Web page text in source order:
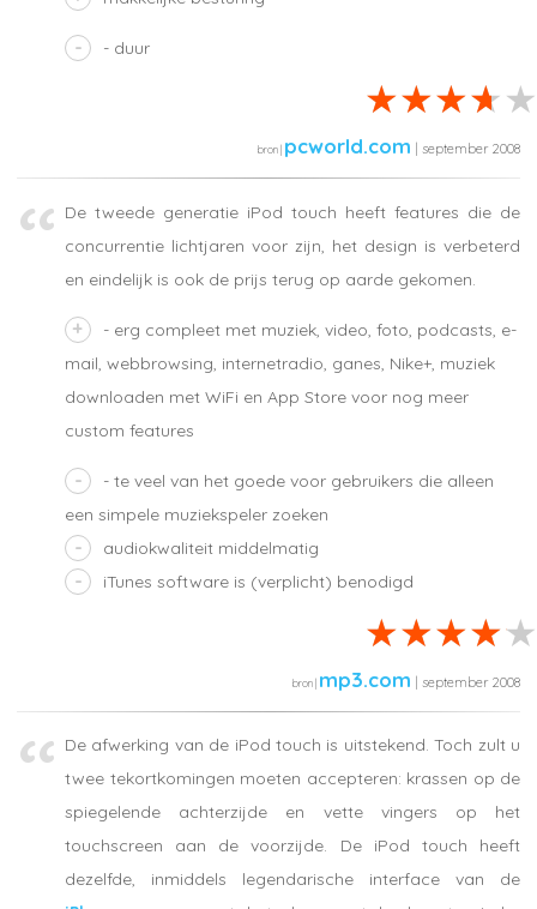
- duur
pcworld.com | september 2008
De tweede generatie iPod touch heeft features die de
concurrentie lichtjaren voor zijn, het design is verbeterd
en eindelijk is ook de prijs terug op aarde gekomen.
- erg compleet met muziek, video, foto, podcasts, e-
mail, webbrowsing, internetradio, ganes, Nike+, muziek
downloaden met WiFi en App Store voor nog meer
custom features
- te veel van het goede voor gebruikers die alleen
een simpele muziekspeler zoeken
audiokwaliteit middelmatig
iTunes software is (verplicht) benodigd
mp3.com | september 2008
De afwerking van de iPod touch is uitstekend. Toch zult u
twee tekortkomingen moeten accepteren: krassen op de
spiegelende achterzijde en vette vingers op het
touchscreen aan de voorzijde. De iPod touch heeft
dezelfde, inmiddels legendarische interface van de